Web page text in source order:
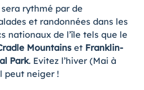
rythmé par de
et randonnées dans les
nationaux de l’île tels que le
Mountainset Franklin-
Park. Evitez l’hiver (Mai à
peut neiger !